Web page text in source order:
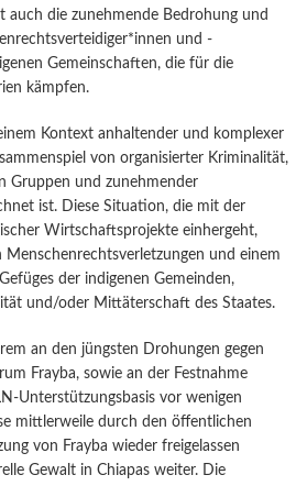
auch die zunehmende Bedrohung und
und -
Gemeinschaften, die für die
kämpfen.
Kontext anhaltender und komplexer
von organisierter Kriminalität,
Gruppen und zunehmender
ist. Diese Situation, die mit der
Wirtschaftsprojekte einhergeht,
und einem
der indigenen Gemeinden,
und/oder Mittäterschaft des Staates.
an den jüngsten Drohungen gegen
Frayba, sowie an der Festnahme
Unterstützungsbasis vor wenigen
mittlerweile durch den öffentlichen
von Frayba wieder freigelassen
Gewalt in Chiapas weiter. Die